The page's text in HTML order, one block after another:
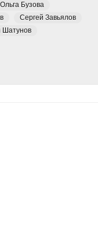
Ольга Бузова
Сергей Завьялов
Шатунов